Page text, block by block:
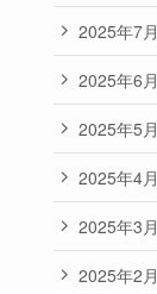
2025年7月
2025年6月
2025年5月
2025年4月
2025年3月
2025年2月